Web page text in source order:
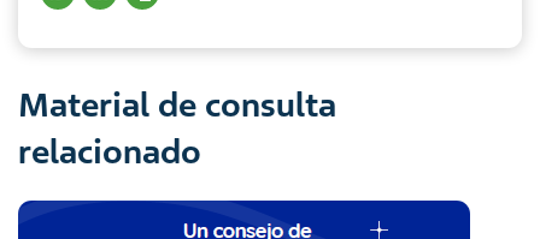
Material de consulta
relacionado